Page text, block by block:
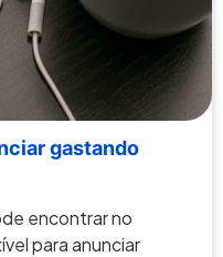
gastando
encontrar no
para anunciar